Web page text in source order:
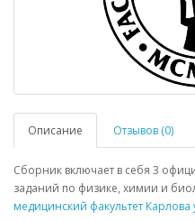
Описание Отзывов (0)
Сборник включает в себя 3
заданий по физике, химии и
медицинский факультет Карлова